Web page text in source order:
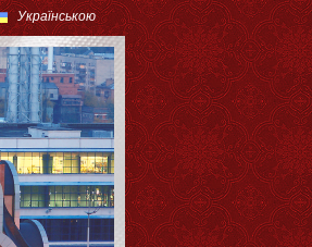
Українською